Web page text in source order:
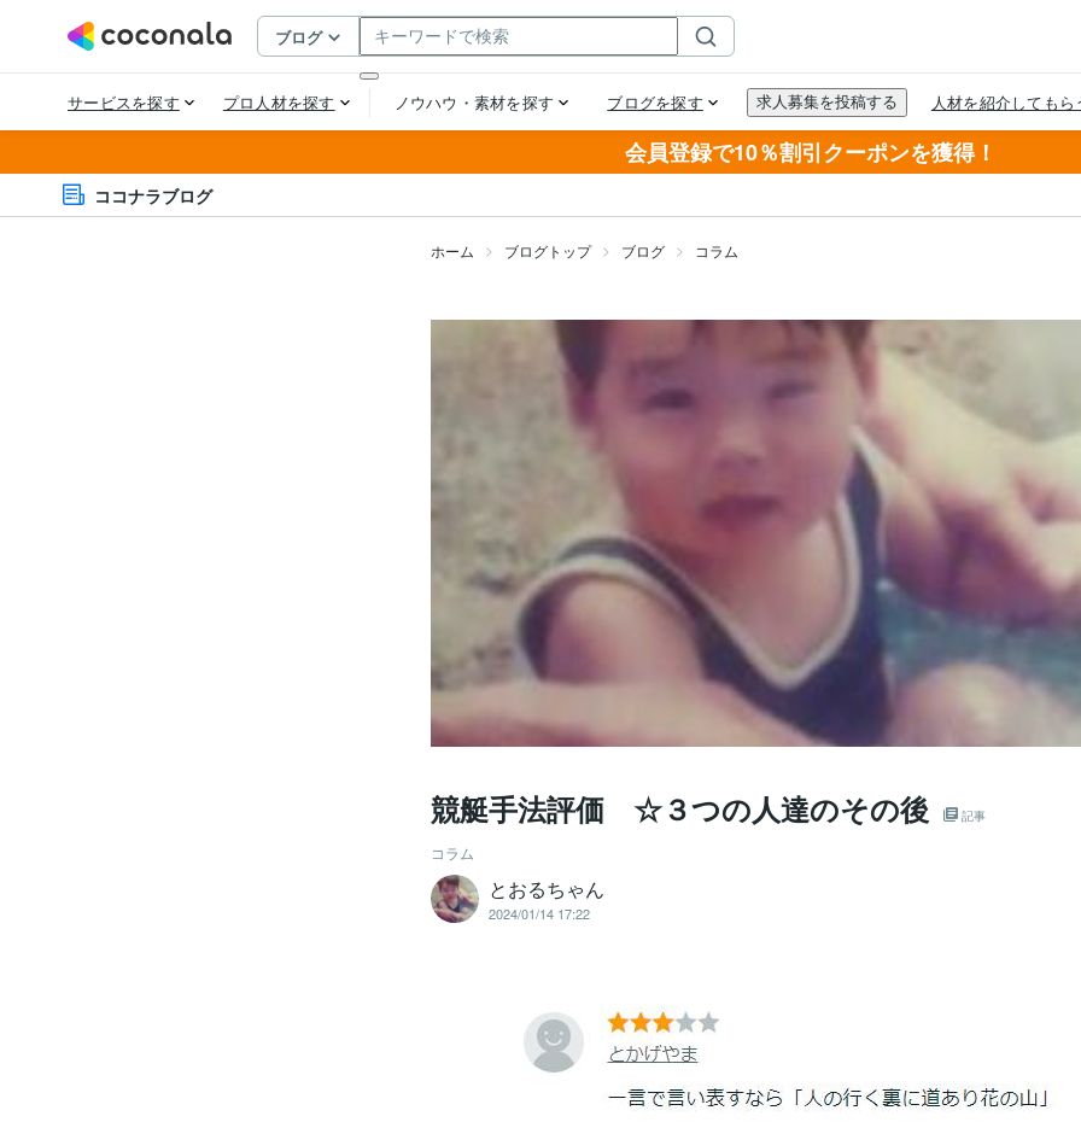
会員登録で10％割引クーポンを獲得！
ココナラブログ
ホーム ブログトップ ブログ コラム
競艇手法評価 ☆３つの人達のその後 記事
コラム
とおるちゃん
2024/01/14 17:22